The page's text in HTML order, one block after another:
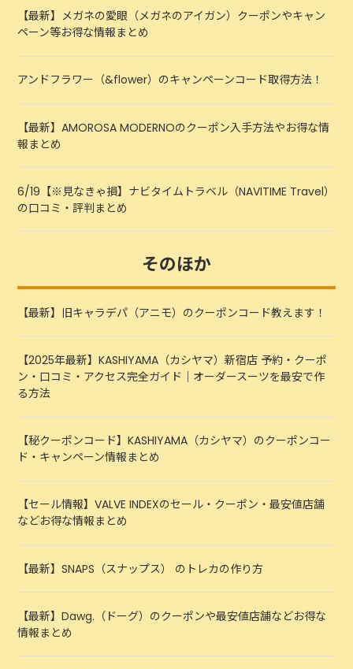
【最新】メガネの愛眼（メガネのアイガン）クーポンやキャン
ペーン等お得な情報まとめ
アンドフラワー（&flower）のキャンペーンコード取得方法！
【最新】AMOROSA MODERNOのクーポン入手方法やお得な情
報まとめ
6/19【※見なきゃ損】ナビタイムトラベル（NAVITIME Travel）
の口コミ・評判まとめ
そのほか
【最新】旧キャラデパ（アニモ）のクーポンコード教えます！
【2025年最新】KASHIYAMA（カシヤマ）新宿店 予約・クーポ
ン・口コミ・アクセス完全ガイド｜オーダースーツを最安で作
る方法
【秘クーポンコード】KASHIYAMA（カシヤマ）のクーポンコー
ド・キャンペーン情報まとめ
【セール情報】VALVE INDEXのセール・クーポン・最安値店舗
などお得な情報まとめ
【最新】SNAPS（スナップス） のトレカの作り方
【最新】Dawg.（ドーグ）のクーポンや最安値店舗などお得な
情報まとめ